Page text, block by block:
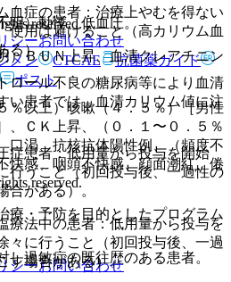
症の患者：治療上やむを得ない
使用は避けること（高カリウム血
る）。
ロール不良の糖尿病等により血清
い患者では、血清カリウム値に注
患者：低用量から投与を開始
行うこと（初回投与後、一過性の
合がある）。
法中の患者：低用量から投与を
々に行うこと（初回投与後、一過
す場合がある）。
）動悸、低血圧。
ＢＵＮ上昇、血清クレアチニン
以上）咳嗽（４．５％）［男性
、ＣＫ上昇、（０．１〜０．５％
口渇、抗核抗体陽性例、（頻度不
快感、咽頭不快感、顔面潮紅、倦
過敏症の既往歴のある患者。
reserved.
シーお問い合わせ
メン CTCAE
抗菌薬ガイド
ポスト
reserved.
・予防を目的としたプログラム
シーお問い合わせ